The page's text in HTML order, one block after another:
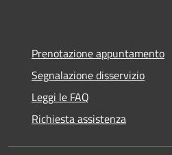
Prenotazione appuntamento
Segnalazione disservizio
Leggi le FAQ
Richiesta assistenza